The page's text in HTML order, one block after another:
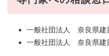
一般社団法人 奈良県建
一般社団法人 奈良県建